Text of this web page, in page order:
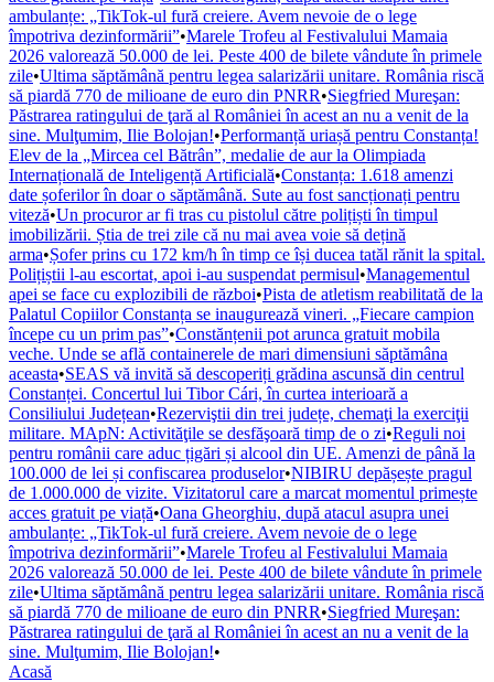
ambulanțe: „TikTok-ul fură creiere. Avem nevoie de o lege
împotriva dezinformării”•Marele Trofeu al Festivalului Mamaia
2026 valorează 50.000 de lei. Peste 400 de bilete vândute în primele
zile•Ultima săptămână pentru legea salarizării unitare. România riscă
să piardă 770 de milioane de euro din PNRR•Siegfried Mureşan:
Păstrarea ratingului de ţară al României în acest an nu a venit de la
sine. Mulţumim, Ilie Bolojan!•Performanță uriașă pentru Constanța!
Elev de la „Mircea cel Bătrân”, medalie de aur la Olimpiada
Internațională de Inteligență Artificială•Constanța: 1.618 amenzi
date șoferilor în doar o săptămână. Sute au fost sancționați pentru
viteză•Un procuror ar fi tras cu pistolul către polițiști în timpul
imobilizării. Știa de trei zile că nu mai avea voie să dețină
arma•Șofer prins cu 172 km/h în timp ce își ducea tatăl rănit la spital.
Polițiștii l-au escortat, apoi i-au suspendat permisul•Managementul
apei se face cu explozibili de război•Pista de atletism reabilitată de la
Palatul Copiilor Constanța se inaugurează vineri. „Fiecare campion
începe cu un prim pas”•Constănțenii pot arunca gratuit mobila
veche. Unde se află containerele de mari dimensiuni săptămâna
aceasta•SEAS vă invită să descoperiți grădina ascunsă din centrul
Constanței. Concertul lui Tibor Cári, în curtea interioară a
Consiliului Județean•Rezerviştii din trei județe, chemaţi la exerciţii
militare. MApN: Activităţile se desfăşoară timp de o zi•Reguli noi
pentru românii care aduc țigări și alcool din UE. Amenzi de până la
100.000 de lei și confiscarea produselor•NIBIRU depășește pragul
de 1.000.000 de vizite. Vizitatorul care a marcat momentul primește
acces gratuit pe viață•Oana Gheorghiu, după atacul asupra unei
ambulanțe: „TikTok-ul fură creiere. Avem nevoie de o lege
împotriva dezinformării”•Marele Trofeu al Festivalului Mamaia
2026 valorează 50.000 de lei. Peste 400 de bilete vândute în primele
zile•Ultima săptămână pentru legea salarizării unitare. România riscă
să piardă 770 de milioane de euro din PNRR•Siegfried Mureşan:
Păstrarea ratingului de ţară al României în acest an nu a venit de la
sine. Mulţumim, Ilie Bolojan!•
Acasă